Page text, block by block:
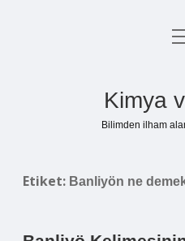
Kimya
Bilimden ilham
Etiket: Banliyön ne